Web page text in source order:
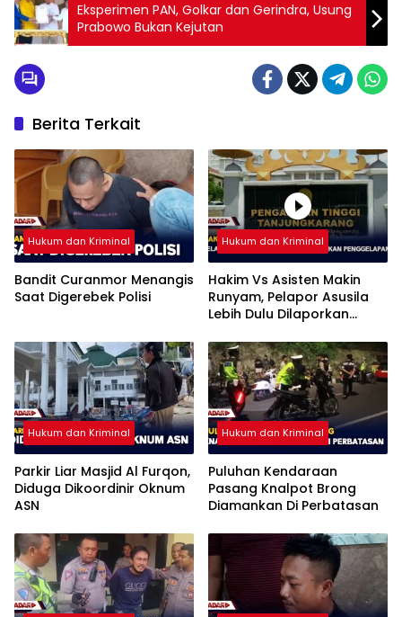
Eksperimen PAN, Golkar dan Gerindra, Usung
Prabowo Bukan Kejutan
Berita Terkait
Hukum dan Kriminal
Bandit Curanmor Menangis
Saat Digerebek Polisi
Hukum dan Kriminal
Hakim Vs Asisten Makin
Runyam, Pelapor Asusila
Lebih Dulu Dilaporkan
Hukum dan Kriminal
Parkir Liar Masjid Al Furqon,
Diduga Dikoordinir Oknum
ASN
Hukum dan Kriminal
Puluhan Kendaraan
Pasang Knalpot Brong
Diamankan Di Perbatasan